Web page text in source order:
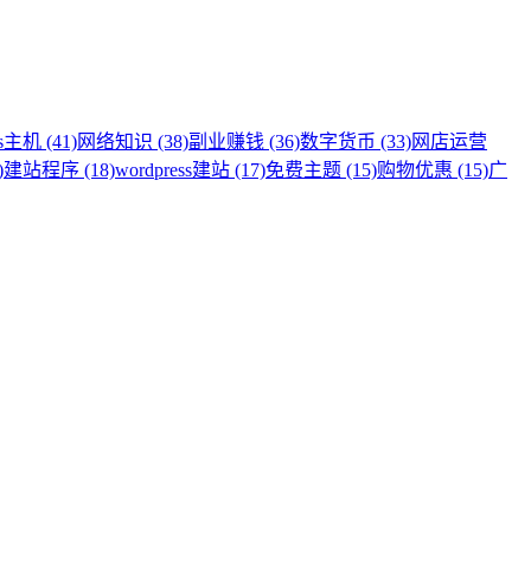
主机 (41)网络知识 (38)副业赚钱 (36)数字货币 (33)网店运营
建站程序 (18)wordpress建站 (17)免费主题 (15)购物优惠 (15)广